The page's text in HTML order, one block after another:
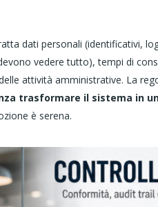
dati personali (identificativi,
vedere tutto), tempi di
attività amministrative. La
trasformare il sistema in
è serena.